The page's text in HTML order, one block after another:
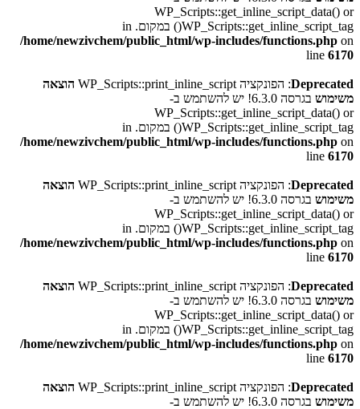
WP_Scripts::get_inline_script_data() or
WP_Scripts::get_inline_script_tag() במקום. in
/home/newzivchem/public_html/wp-includes/functions.php on
line 6170
Deprecated: הפונקציה WP_Scripts::print_inline_script
הוצאה
משימוש
בגרסה 6.3.0! יש להשתמש ב-
WP_Scripts::get_inline_script_data() or
WP_Scripts::get_inline_script_tag() במקום. in
/home/newzivchem/public_html/wp-includes/functions.php on
line 6170
Deprecated: הפונקציה WP_Scripts::print_inline_script
הוצאה
משימוש
בגרסה 6.3.0! יש להשתמש ב-
WP_Scripts::get_inline_script_data() or
WP_Scripts::get_inline_script_tag() במקום. in
/home/newzivchem/public_html/wp-includes/functions.php on
line 6170
Deprecated: הפונקציה WP_Scripts::print_inline_script
הוצאה
משימוש
בגרסה 6.3.0! יש להשתמש ב-
WP_Scripts::get_inline_script_data() or
WP_Scripts::get_inline_script_tag() במקום. in
/home/newzivchem/public_html/wp-includes/functions.php on
line 6170
Deprecated: הפונקציה WP_Scripts::print_inline_script
הוצאה
משימוש
בגרסה 6.3.0! יש להשתמש ב-